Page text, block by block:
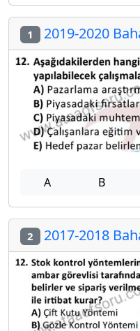
1 2019-2020
A B
2 2017-2018